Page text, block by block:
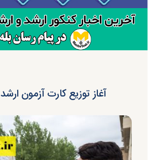
آغاز توزیع کارت آزمون ارشد ۹۹ از فردا